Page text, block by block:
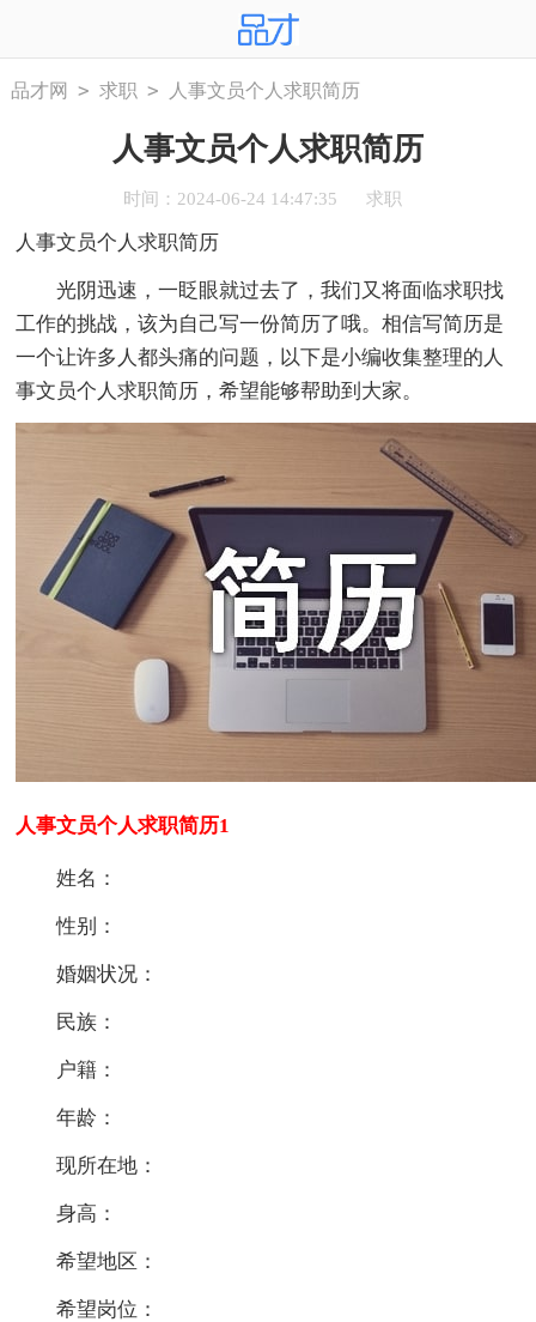
品才网 > 求职 > 人事文员个人求职简历
人事文员个人求职简历
时间：2024-06-24 14:47:35 求职
人事文员个人求职简历
光阴迅速，一眨眼就过去了，我们又将面临求职找
工作的挑战，该为自己写一份简历了哦。相信写简历是
一个让许多人都头痛的问题，以下是小编收集整理的人
事文员个人求职简历，希望能够帮助到大家。
人事文员个人求职简历1
姓名：
性别：
婚姻状况：
民族：
户籍：
年龄：
现所在地：
身高：
希望地区：
希望岗位：